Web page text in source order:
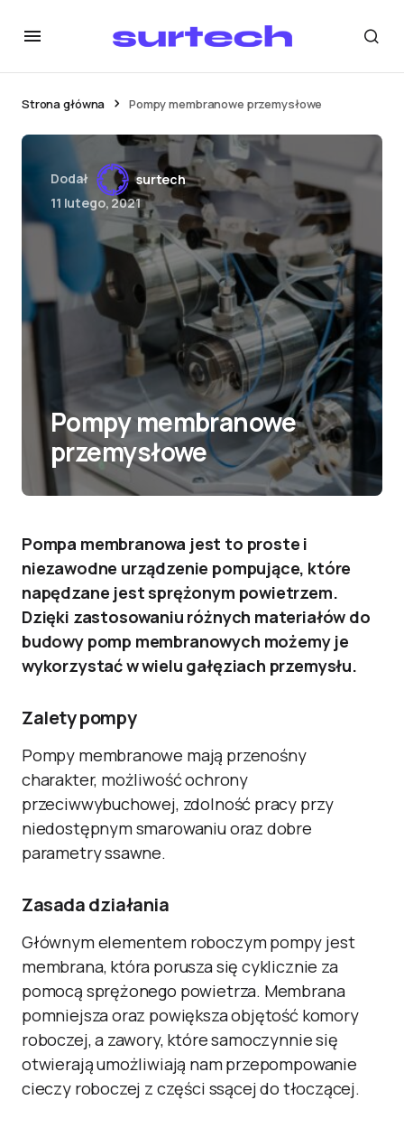
Strona główna Pompy membranowe przemysłowe
Dodał
surtech
11 lutego, 2021
Pompy membranowe
przemysłowe
Pompa membranowa jest to proste i
niezawodne urządzenie pompujące, które
napędzane jest sprężonym powietrzem.
Dzięki zastosowaniu różnych materiałów do
budowy pomp membranowych możemy je
wykorzystać w wielu gałęziach przemysłu.
Zalety pompy
Pompy membranowe mają przenośny
charakter, możliwość ochrony
przeciwwybuchowej, zdolność pracy przy
niedostępnym smarowaniu oraz dobre
parametry ssawne.
Zasada działania
Głównym elementem roboczym pompy jest
membrana, która porusza się cyklicznie za
pomocą sprężonego powietrza. Membrana
pomniejsza oraz powiększa objętość komory
roboczej, a zawory, które samoczynnie się
otwierają umożliwiają nam przepompowanie
cieczy roboczej z części ssącej do tłoczącej.